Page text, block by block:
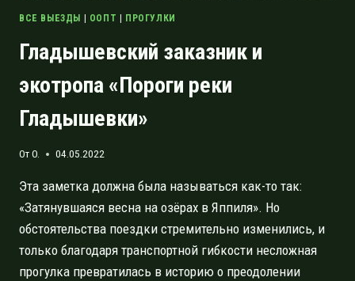
ВСЕ ВЫЕЗДЫ | ООПТ | ПРОГУЛКИ
Гладышевский заказник и
экотропа «Пороги реки
Гладышевки»
ОтO. 04.05.2022
Эта заметка должна была называться как-то так:
«Затянувшаяся весна на озёрах в Яппиля». Но
обстоятельства поездки стремительно изменились, и
только благодаря транспортной гибкости несложная
прогулка превратилась в историю о преодолении